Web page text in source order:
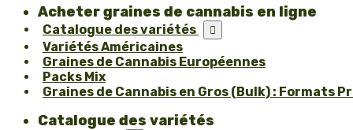
Acheter graines de cannabis en ligne
Catalogue des variétés 
Variétés Américaines
Graines de Cannabis Européennes
Packs Mix
Graines de Cannabis en Gros (Bulk) : Formats
Catalogue des variétés